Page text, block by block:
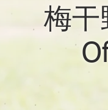
梅干